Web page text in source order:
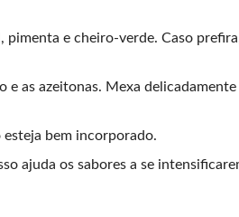
pimenta e cheiro-verde. Caso
as azeitonas. Mexa
bem incorporado.
ajuda os sabores a se